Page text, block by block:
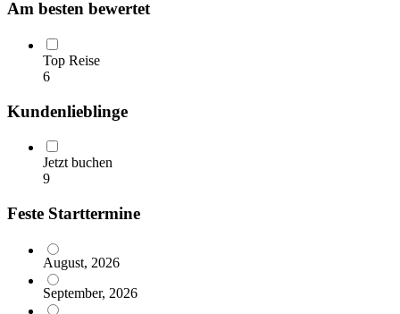
Am besten bewertet
Top Reise
6
Kundenlieblinge
Jetzt buchen
9
Feste Starttermine
August, 2026
September, 2026